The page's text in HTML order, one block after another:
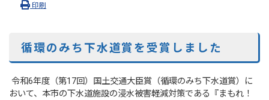
印刷
循環のみち下水道賞を受賞しました
令和6年度（第17回）国土交通大臣賞（循環のみち下水道賞）に
おいて、本市の下水道施設の浸水被害軽減対策である『まもれ！